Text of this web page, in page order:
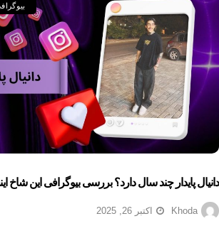
دانیال پایدار چند سال دارد؟ بررسی بیوگرافی این شاخ
Khoda اکتبر 26, 2025